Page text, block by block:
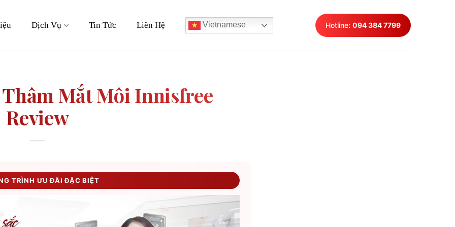
Dịch Vụ Tin Tức Liên Hệ Vietnamese Hotline: 094 384 7799
Mắt Môi Innisfree
Review
TRÌNH ƯU ĐÃI ĐẶC BIỆT